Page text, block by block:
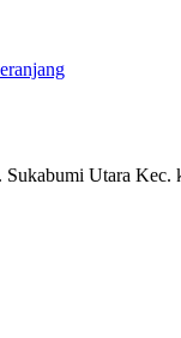
Utara Kec.